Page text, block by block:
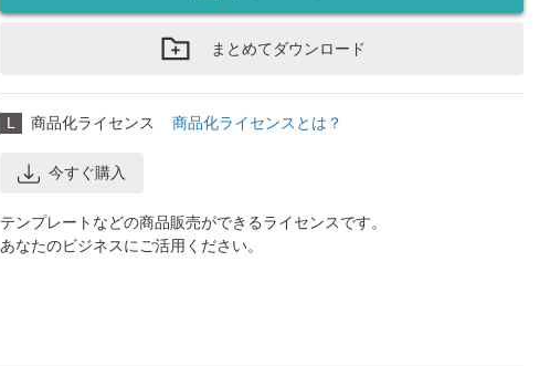
まとめてダウンロード
L 商品化ライセンス 商品化ライセンスとは？
今すぐ購入
テンプレートなどの商品販売ができるライセンスです。
あなたのビジネスにご活用ください。